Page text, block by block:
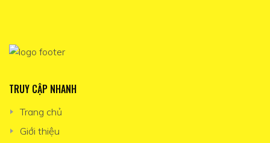
TRUY CẬP NHANH
Trang chủ
Giới thiệu